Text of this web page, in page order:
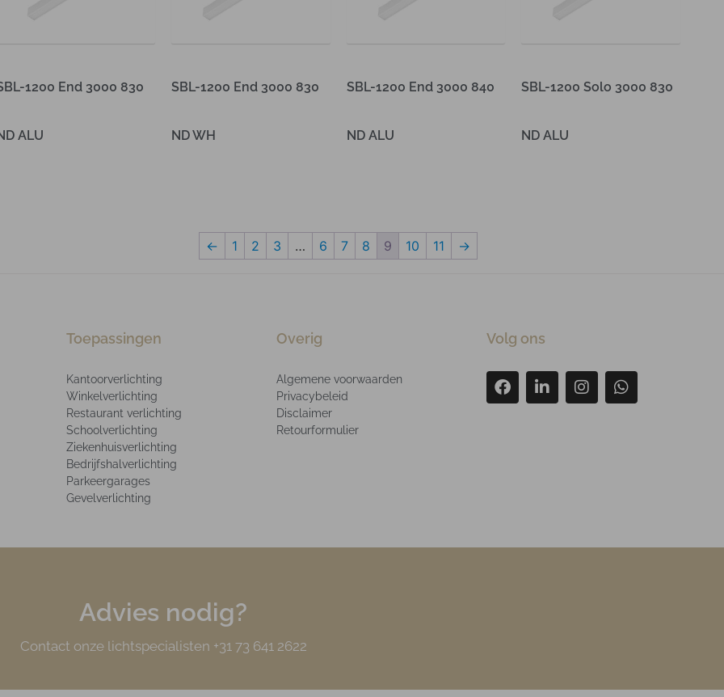
1200 End 3000 830
ALU
SBL-1200 End 3000 830
ND WH
SBL-1200 End 3000 840
ND ALU
SBL-1200 Solo 3000 830
ND ALU
← 1 2 3 … 6 7 8 9 10 11 →
Toepassingen
Kantoorverlichting
Winkelverlichting
Restaurant verlichting
Schoolverlichting
Ziekenhuisverlichting
Bedrijfshalverlichting
Parkeergarages
Gevelverlichting
Overig
Algemene voorwaarden
Privacybeleid
Disclaimer
Retourformulier
Volg ons
Advies nodig?
Contact onze lichtspecialisten +31 73 641 2622